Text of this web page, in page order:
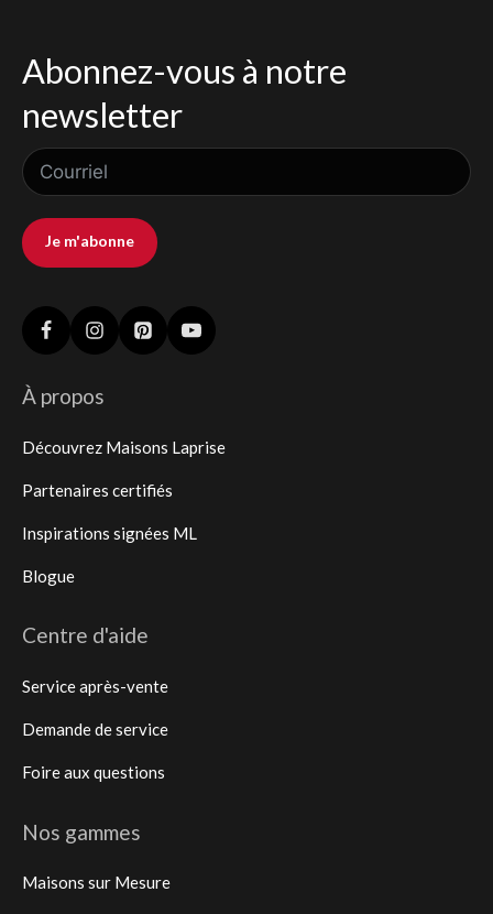
Abonnez-vous à notre
newsletter
Je m'abonne
À propos
Découvrez Maisons Laprise
Partenaires certifiés
Inspirations signées ML
Blogue
Centre d'aide
Service après-vente
Demande de service
Foire aux questions
Nos gammes
Maisons sur Mesure